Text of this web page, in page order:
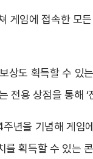
임에 접속한 모
상도 획득할 수 있
전용 상점을 통해 ‘
주년을 기념해 게
를 획득할 수 있는